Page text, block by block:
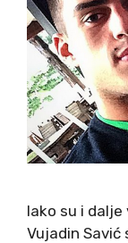
Iako su i dalje
Vujadin